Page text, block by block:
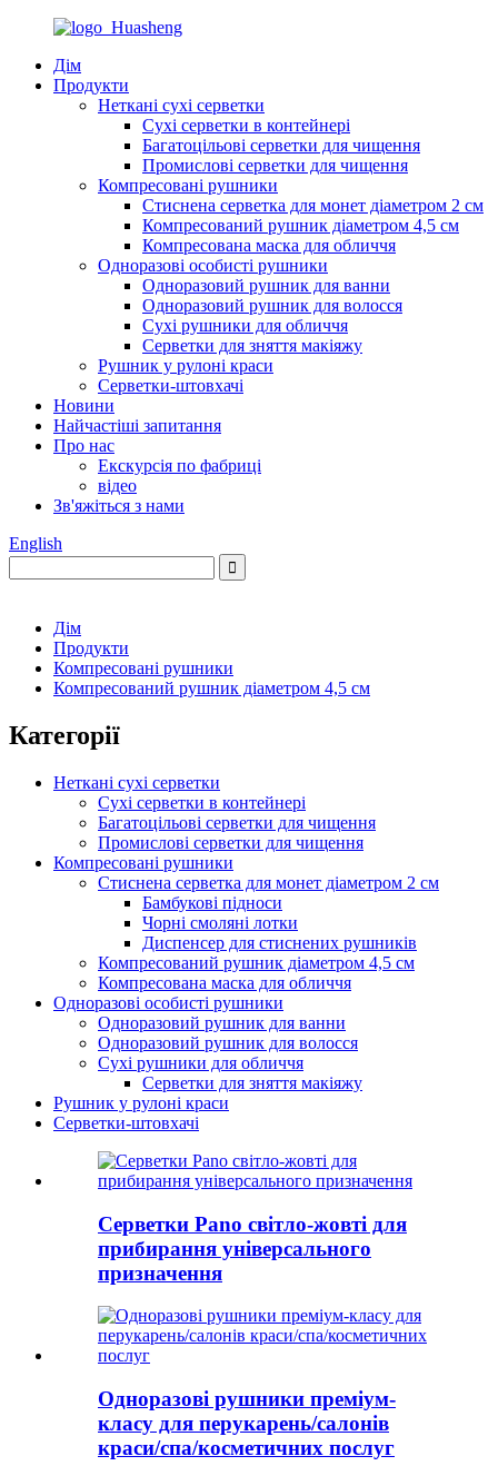
Дім
Продукти
Неткані сухі серветки
Сухі серветки в контейнері
Багатоцільові серветки для чищення
Промислові серветки для чищення
Компресовані рушники
Стиснена серветка для монет діаметром 2 см
Компресований рушник діаметром 4,5 см
Компресована маска для обличчя
Одноразові особисті рушники
Одноразовий рушник для ванни
Одноразовий рушник для волосся
Сухі рушники для обличчя
Серветки для зняття макіяжу
Рушник у рулоні краси
Серветки-штовхачі
Новини
Найчастіші запитання
Про нас
Екскурсія по фабриці
відео
Зв'яжіться з нами
English
Дім
Продукти
Компресовані рушники
Компресований рушник діаметром 4,5 см
Категорії
Неткані сухі серветки
Сухі серветки в контейнері
Багатоцільові серветки для чищення
Промислові серветки для чищення
Компресовані рушники
Стиснена серветка для монет діаметром 2 см
Бамбукові підноси
Чорні смоляні лотки
Диспенсер для стиснених рушників
Компресований рушник діаметром 4,5 см
Компресована маска для обличчя
Одноразові особисті рушники
Одноразовий рушник для ванни
Одноразовий рушник для волосся
Сухі рушники для обличчя
Серветки для зняття макіяжу
Рушник у рулоні краси
Серветки-штовхачі
Серветки Pano світло-жовті для
прибирання універсального
призначення
Одноразові рушники преміум-
класу для перукарень/салонів
краси/спа/косметичних послуг